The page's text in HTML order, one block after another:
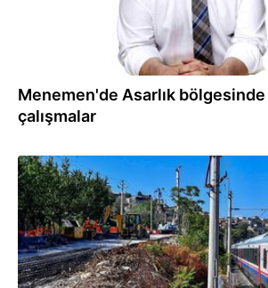
Menemen'de Asarlık bölgesinde
çalışmalar
12.12.2023